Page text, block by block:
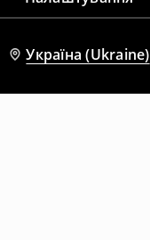
Україна (Ukraine)